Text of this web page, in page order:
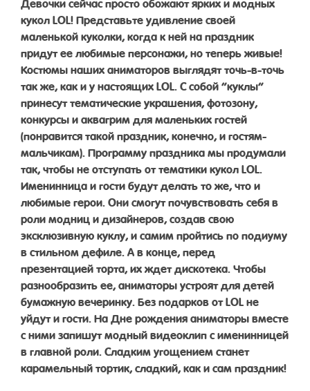
кукол LOL! Представьте удивление своей
маленькой куколки, когда к ней на праздник
придут ее любимые персонажи, но теперь живые!
Костюмы наших аниматоров выглядят точь-в-точь
так же, как и у настоящих LOL. С собой “куклы”
принесут тематические украшения, фотозону,
конкурсы и аквагрим для маленьких гостей
(понравится такой праздник, конечно, и гостям-
мальчикам). Программу праздника мы продумали
так, чтобы не отступать от тематики кукол LOL.
Именинница и гости будут делать то же, что и
любимые герои. Они смогут почувствовать себя в
роли модниц и дизайнеров, создав свою
эксклюзивную куклу, и самим пройтись по подиуму
в стильном дефиле. А в конце, перед
презентацией торта, их ждет дискотека. Чтобы
разнообразить ее, аниматоры устроят для детей
бумажную вечеринку. Без подарков от LOL не
уйдут и гости. На Дне рождения аниматоры вместе
с ними запишут модный видеоклип с именинницей
в главной роли. Сладким угощением станет
карамельный тортик, сладкий, как и сам праздник!